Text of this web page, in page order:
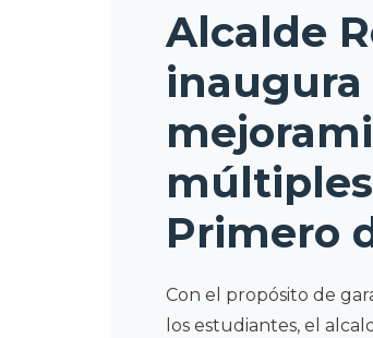
Alcalde
inaugura
Primero
Con el propósito de
los estudiantes, el